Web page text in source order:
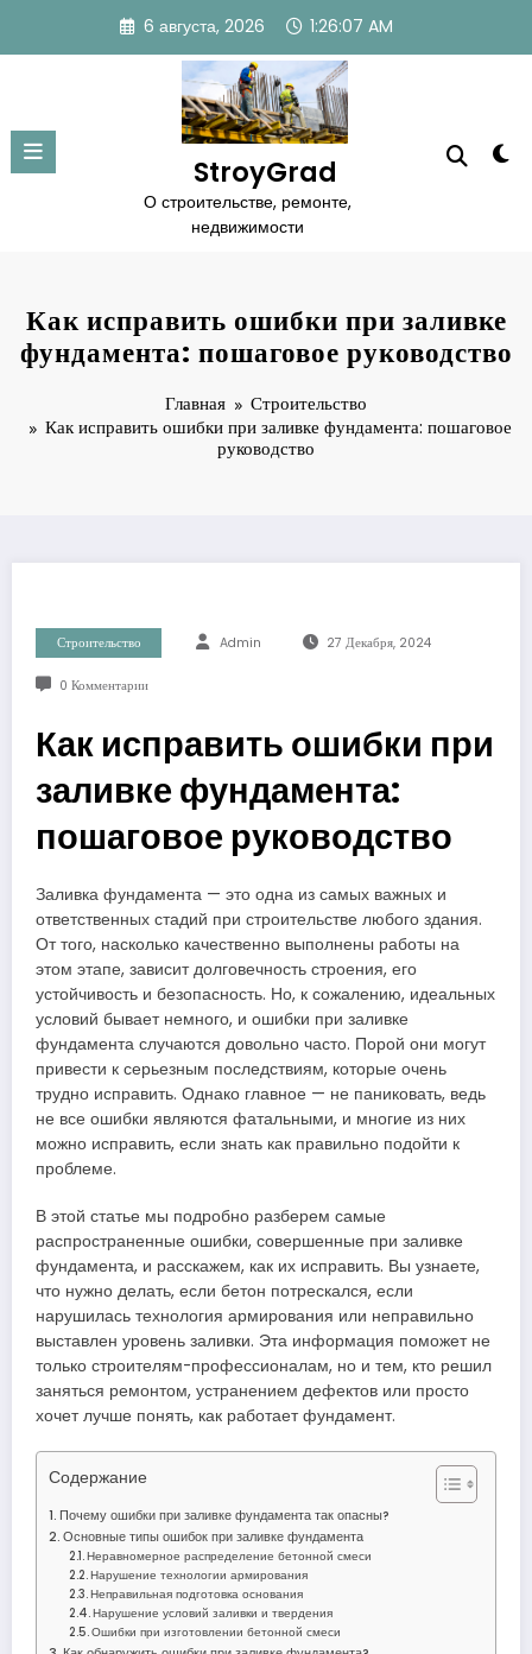
содержимому
6 августа, 2026 1:26:08 AM
StroyGrad
О строительстве, ремонте,
недвижимости
Как исправить ошибки при заливке
фундамента: пошаговое руководство
Главная
Строительство
Как исправить ошибки при заливке фундамента: пошаговое
руководство
Строительство Admin 27 Декабря, 2024
0 Комментарии
Как исправить ошибки при
заливке фундамента:
пошаговое руководство
Заливка фундамента — это одна из самых важных и
ответственных стадий при строительстве любого здания.
От того, насколько качественно выполнены работы на
этом этапе, зависит долговечность строения, его
устойчивость и безопасность. Но, к сожалению, идеальных
условий бывает немного, и ошибки при заливке
фундамента случаются довольно часто. Порой они могут
привести к серьезным последствиям, которые очень
трудно исправить. Однако главное — не паниковать, ведь
не все ошибки являются фатальными, и многие из них
можно исправить, если знать как правильно подойти к
проблеме.
В этой статье мы подробно разберем самые
распространенные ошибки, совершенные при заливке
фундамента, и расскажем, как их исправить. Вы узнаете,
что нужно делать, если бетон потрескался, если
нарушилась технология армирования или неправильно
выставлен уровень заливки. Эта информация поможет не
только строителям-профессионалам, но и тем, кто решил
заняться ремонтом, устранением дефектов или просто
хочет лучше понять, как работает фундамент.
Содержание
Почему ошибки при заливке фундамента так опасны?
Основные типы ошибок при заливке фундамента
Неравномерное распределение бетонной смеси
Нарушение технологии армирования
Неправильная подготовка основания
Нарушение условий заливки и твердения
Ошибки при изготовлении бетонной смеси